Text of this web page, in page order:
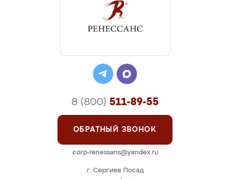
г. Сергиев Посад
8 (800) 511-89-55
ОБРАТНЫЙ ЗВОНОК
corp-renessans@yandex.ru